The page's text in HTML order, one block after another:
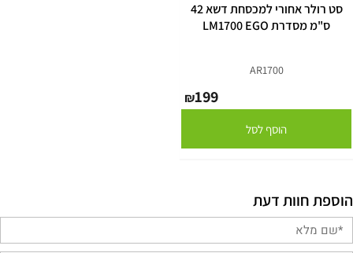
סט רולר אחורי למכסחת דשא 42
ס"מ מסדרת LM1700 EGO
AR1700
₪199
הוסף לסל
הוספת חוות דעת